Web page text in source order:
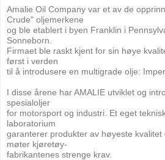
Amalie Oil Company var et av de
Crude" oljemerkene
og ble etablert i byen Franklin i
Sonneborn.
Firmaet ble raskt kjent for sin høye
først i verden
til å introdusere en multigrade olje:
I disse årene har AMALIE utviklet og
spesialoljer
for motorsport og industri. Et eget
laboratorium
garanterer produkter av høyeste kvalitet
møter kjøretøy-
fabrikantenes strenge krav.